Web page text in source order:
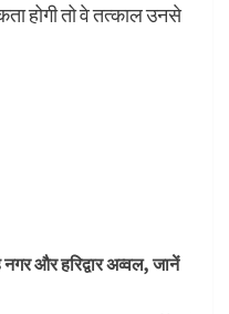
होगी तो वे तत्काल उनसे
और हरिद्वार अव्वल, जानें